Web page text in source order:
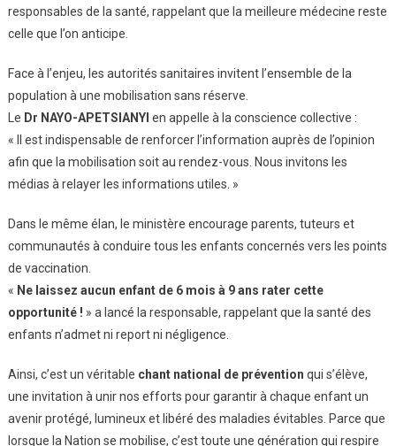
responsables de la santé, rappelant que la meilleure médecine reste
celle que l’on anticipe.
Face à l’enjeu, les autorités sanitaires invitent l’ensemble de la
population à une mobilisation sans réserve.
Le Dr NAYO-APETSIANYI en appelle à la conscience collective :
« Il est indispensable de renforcer l’information auprès de l’opinion
afin que la mobilisation soit au rendez-vous. Nous invitons les
médias à relayer les informations utiles. »
Dans le même élan, le ministère encourage parents, tuteurs et
communautés à conduire tous les enfants concernés vers les points
de vaccination.
« Ne laissez aucun enfant de 6 mois à 9 ans rater cette
opportunité ! » a lancé la responsable, rappelant que la santé des
enfants n’admet ni report ni négligence.
Ainsi, c’est un véritable chant national de prévention qui s’élève,
une invitation à unir nos efforts pour garantir à chaque enfant un
avenir protégé, lumineux et libéré des maladies évitables. Parce que
lorsque la Nation se mobilise, c’est toute une génération qui respire